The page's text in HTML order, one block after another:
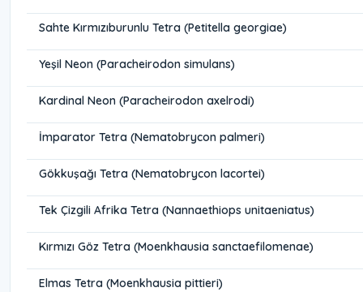
Sahte Kırmızıburunlu Tetra (Petitella georgiae)
Yeşil Neon (Paracheirodon simulans)
Kardinal Neon (Paracheirodon axelrodi)
İmparator Tetra (Nematobrycon palmeri)
Gökkuşağı Tetra (Nematobrycon lacortei)
Tek Çizgili Afrika Tetra (Nannaethiops unitaeniatus)
Kırmızı Göz Tetra (Moenkhausia sanctaefilomenae)
Elmas Tetra (Moenkhausia pittieri)